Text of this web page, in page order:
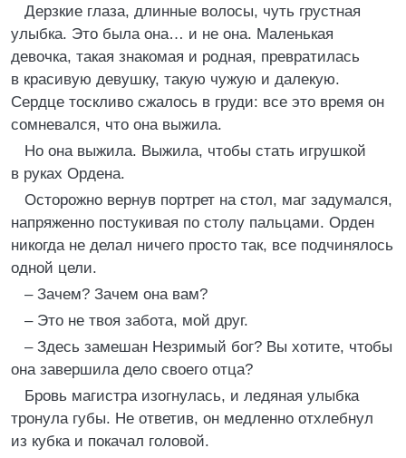
Дерзкие глаза, длинные волосы, чуть грустная
улыбка. Это была она… и не она. Маленькая
девочка, такая знакомая и родная, превратилась
в красивую девушку, такую чужую и далекую.
Сердце тоскливо сжалось в груди: все это время он
сомневался, что она выжила.
Но она выжила. Выжила, чтобы стать игрушкой
в руках Ордена.
Осторожно вернув портрет на стол, маг задумался,
напряженно постукивая по столу пальцами. Орден
никогда не делал ничего просто так, все подчинялось
одной цели.
– Зачем? Зачем она вам?
– Это не твоя забота, мой друг.
– Здесь замешан Незримый бог? Вы хотите, чтобы
она завершила дело своего отца?
Бровь магистра изогнулась, и ледяная улыбка
тронула губы. Не ответив, он медленно отхлебнул
из кубка и покачал головой.